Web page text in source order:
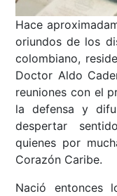
Hace
oriundos de los
colombiano,
Doctor Aldo
reuniones con el
la defensa y
despertar
quienes por
Corazón Caribe.
Nació entonces